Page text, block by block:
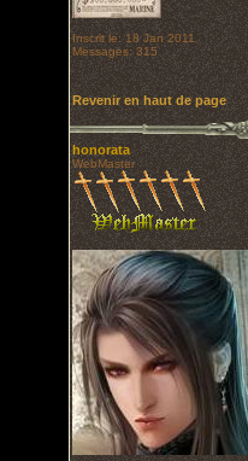
Inscrit le: 18 Jan 2011
Messages: 315
Revenir en haut de page
honorata
WebMaster